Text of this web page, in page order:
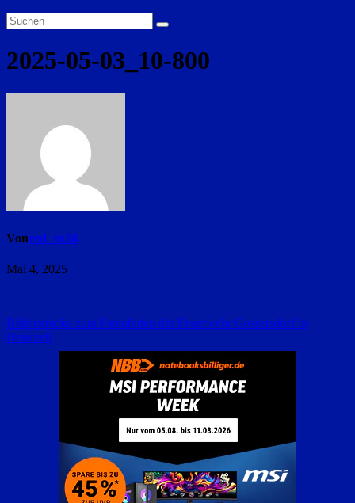
2025-05-03_10-800
Vonred_ra24
Mai 4, 2025
Beitragsnavigation
Bilderstrecke zum Patenbitten der Feuerwehr Gossersdorf in
Denkzell